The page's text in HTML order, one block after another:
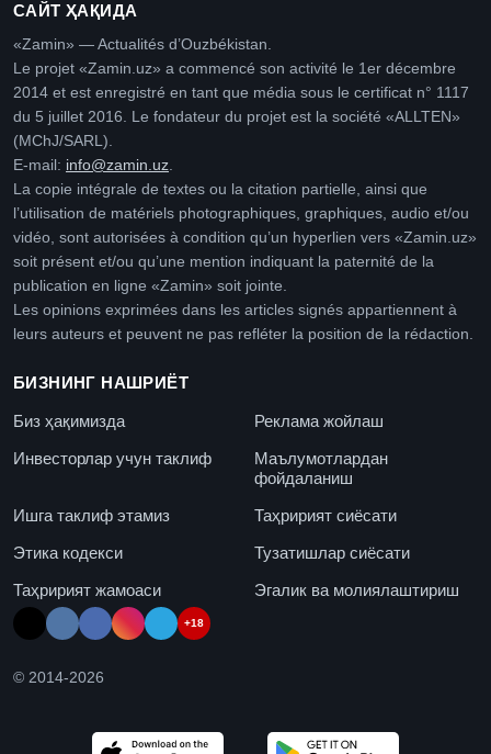
САЙТ ҲАҚИДА
«Zamin» — Actualités d’Ouzbékistan.
Le projet «Zamin.uz» a commencé son activité le 1er décembre
2014 et est enregistré en tant que média sous le certificat n° 1117
du 5 juillet 2016. Le fondateur du projet est la société «ALLTEN»
(MChJ/SARL).
E-mail: info@zamin.uz.
La copie intégrale de textes ou la citation partielle, ainsi que
l’utilisation de matériels photographiques, graphiques, audio et/ou
vidéo, sont autorisées à condition qu’un hyperlien vers «Zamin.uz»
soit présent et/ou qu’une mention indiquant la paternité de la
publication en ligne «Zamin» soit jointe.
Les opinions exprimées dans les articles signés appartiennent à
leurs auteurs et peuvent ne pas refléter la position de la rédaction.
БИЗНИНГ НАШРИЁТ
Биз ҳақимизда
Реклама жойлаш
Инвесторлар учун таклиф
Маълумотлардан
фойдаланиш
Ишга таклиф этамиз
Таҳририят сиёсати
Этика кодекси
Тузатишлар сиёсати
Таҳририят жамоаси
Эгалик ва молиялаштириш
+18
© 2014-2026